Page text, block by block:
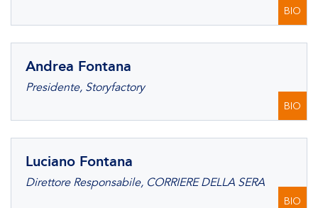
BIO
Andrea Fontana
Presidente, Storyfactory
BIO
Luciano Fontana
Direttore Responsabile, CORRIERE DELLA SERA
BIO